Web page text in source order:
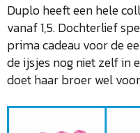
Duplo heeft een hele
vanaf 1,5. Dochterlief
prima cadeau voor de
de ijsjes nog niet zelf in
doet haar broer wel